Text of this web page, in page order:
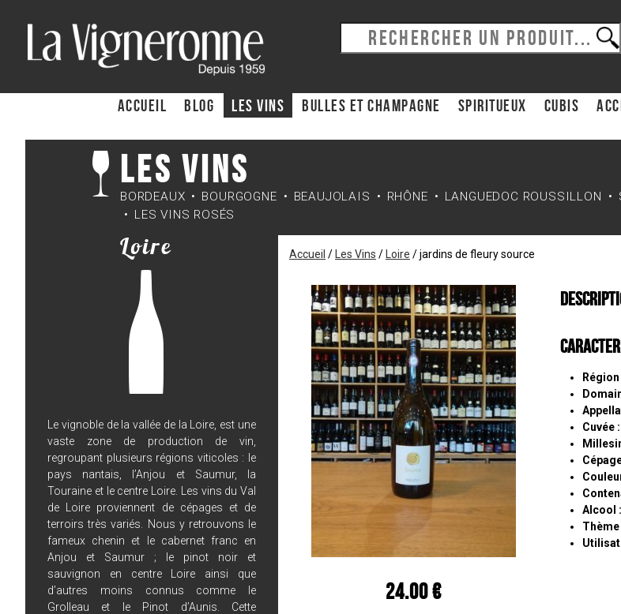
ACCUEIL Blog Les Vins Bulles et Champagne Spiritueux CUBIS
Les Vins
BORDEAUX BOURGOGNE BEAUJOLAIS RHÔNE LANGUEDOC ROUSSILLON
LES VINS ROSÉS
Loire
Le vignoble de la vallée de la Loire, est une
vaste zone de production de vin,
regroupant plusieurs régions viticoles : le
pays nantais, l’Anjou et Saumur, la
Touraine et le centre Loire. Les vins du Val
de Loire proviennent de cépages et de
terroirs très variés. Nous y retrouvons le
fameux chenin et le cabernet franc en
Anjou et Saumur ; le pinot noir et
sauvignon en centre Loire ainsi que
d’autres moins connus comme le
Grolleau et le Pinot d’Aunis. Cette
Accueil / Les Vins / Loire /jardins de fleury source
24.00 €
Région
Cuvée :
Alcool :
Thème